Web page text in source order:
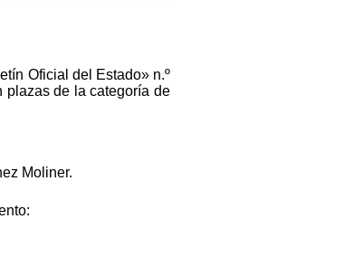
Oficial del Estado» n.º
plazas de la categoría de
Moliner.